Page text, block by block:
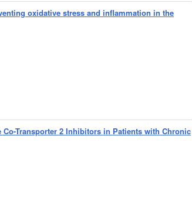
oxidative stress and inflammation in the
Transporter 2 Inhibitors in Patients with Chronic